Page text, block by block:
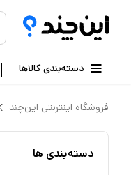
دسته‌بندی کالاها
فروشگاه اینترنتی این‌چند
دسته‌بندی ها